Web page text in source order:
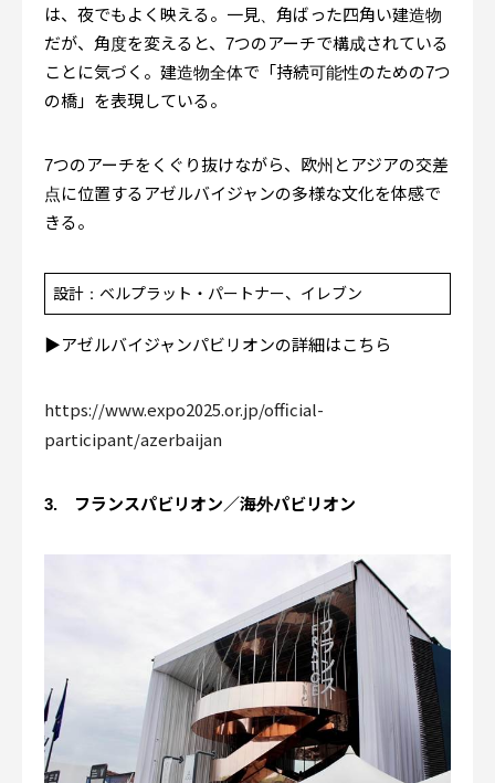
は、夜でもよく映える。一見、角ばった四角い建造物
だが、角度を変えると、7つのアーチで構成されている
ことに気づく。建造物全体で「持続可能性のための7つ
の橋」を表現している。
7つのアーチをくぐり抜けながら、欧州とアジアの交差
点に位置するアゼルバイジャンの多様な文化を体感で
きる。
設計：ベルプラット・パートナー、イレブン
▶︎アゼルバイジャンパビリオンの詳細はこちら
https://www.expo2025.or.jp/official-
participant/azerbaijan
3. フランスパビリオン／海外パビリオン